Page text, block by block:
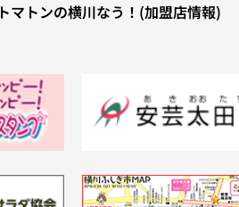
トマトンの横川なう！(加盟店情報)